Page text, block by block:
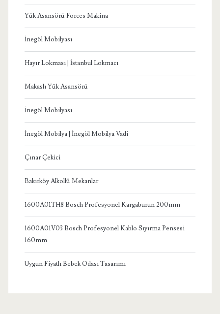
Yük Asansörü Forces Makina
İnegöl Mobilyası
Hayır Lokması | İstanbul Lokmacı
Makaslı Yük Asansörü
İnegöl Mobilyası
İnegöl Mobilya | İnegöl Mobilya Vadi
Çınar Çekici
Bakırköy Alkollü Mekanlar
1600A01TH8 Bosch Profesyonel Kargaburun 200mm
1600A01V03 Bosch Profesyonel Kablo Sıyırma Pensesi
160mm
Uygun Fiyatlı Bebek Odası Tasarımı